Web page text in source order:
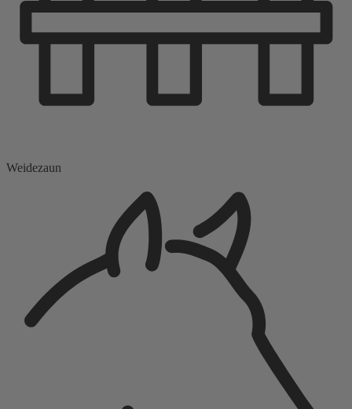
Weidezaun